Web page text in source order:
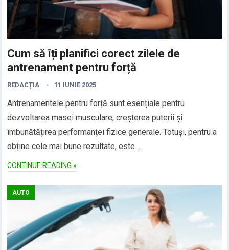
Cum să îți planifici corect zilele de
antrenament pentru forță
REDACȚIA 11 IUNIE 2025
Antrenamentele pentru forță sunt esențiale pentru
dezvoltarea masei musculare, creșterea puterii și
îmbunătățirea performanței fizice generale. Totuși, pentru a
obține cele mai bune rezultate, este…
CONTINUE READING »
AUTO